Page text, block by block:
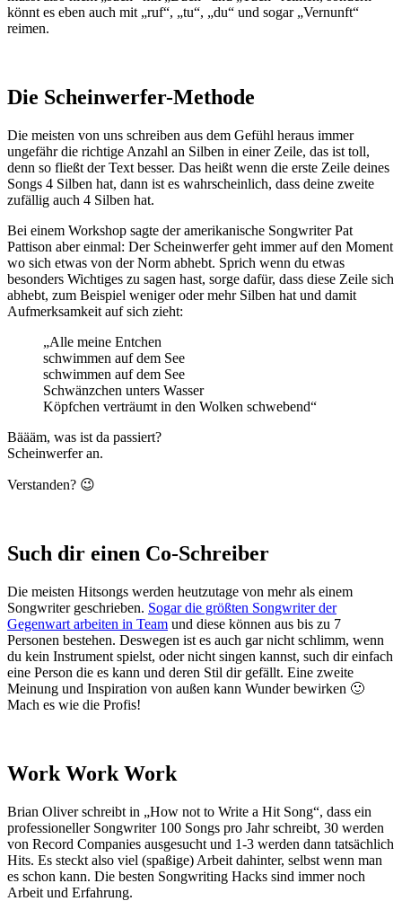
könnt es eben auch mit „ruf“, „tu“, „du“ und sogar „Vernunft“
reimen.
Die Scheinwerfer-Methode
Die meisten von uns schreiben aus dem Gefühl heraus immer
ungefähr die richtige Anzahl an Silben in einer Zeile, das ist toll,
denn so fließt der Text besser. Das heißt wenn die erste Zeile deines
Songs 4 Silben hat, dann ist es wahrscheinlich, dass deine zweite
zufällig auch 4 Silben hat.
Bei einem Workshop sagte der amerikanische Songwriter Pat
Pattison aber einmal: Der Scheinwerfer geht immer auf den Moment
wo sich etwas von der Norm abhebt. Sprich wenn du etwas
besonders Wichtiges zu sagen hast, sorge dafür, dass diese Zeile sich
abhebt, zum Beispiel weniger oder mehr Silben hat und damit
Aufmerksamkeit auf sich zieht:
„Alle meine Entchen
schwimmen auf dem See
schwimmen auf dem See
Schwänzchen unters Wasser
Köpfchen verträumt in den Wolken schwebend“
Bäääm, was ist da passiert?
Scheinwerfer an.
Verstanden? 😉
Such dir einen Co-Schreiber
Die meisten Hitsongs werden heutzutage von mehr als einem
Songwriter geschrieben. Sogar die größten Songwriter der
Gegenwart arbeiten in Team und diese können aus bis zu 7
Personen bestehen. Deswegen ist es auch gar nicht schlimm, wenn
du kein Instrument spielst, oder nicht singen kannst, such dir einfach
eine Person die es kann und deren Stil dir gefällt. Eine zweite
Meinung und Inspiration von außen kann Wunder bewirken 🙂
Mach es wie die Profis!
Work Work Work
Brian Oliver schreibt in „How not to Write a Hit Song“, dass ein
professioneller Songwriter 100 Songs pro Jahr schreibt, 30 werden
von Record Companies ausgesucht und 1-3 werden dann tatsächlich
Hits. Es steckt also viel (spaßige) Arbeit dahinter, selbst wenn man
es schon kann. Die besten Songwriting Hacks sind immer noch
Arbeit und Erfahrung.